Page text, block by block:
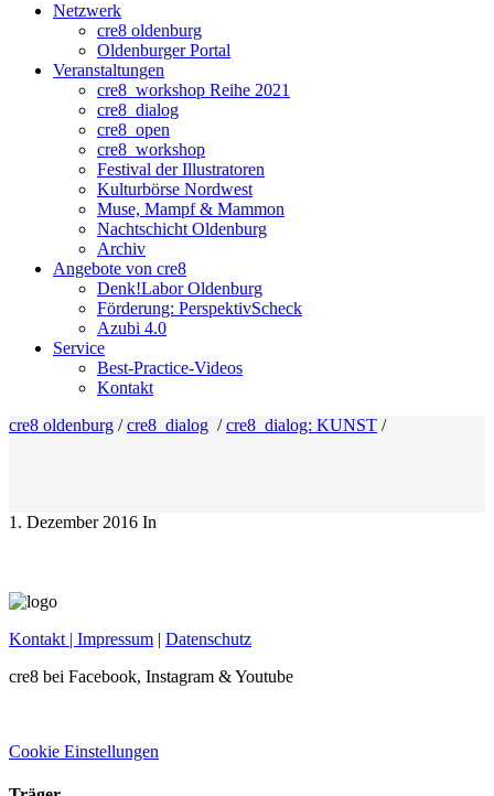
Netzwerk
cre8 oldenburg
Oldenburger Portal
Veranstaltungen
cre8_workshop Reihe 2021
cre8_dialog
cre8_open
cre8_workshop
Festival der Illustratoren
Kulturbörse Nordwest
Muse, Mampf & Mammon
Nachtschicht Oldenburg
Archiv
Angebote von cre8
Denk!Labor Oldenburg
Förderung: PerspektivScheck
Azubi 4.0
Service
Best-Practice-Videos
Kontakt
cre8 oldenburg /cre8_dialog /cre8_dialog: KUNST /
1. Dezember 2016 In
Kontakt | Impressum | Datenschutz
cre8 bei Facebook, Instagram & Youtube
Cookie Einstellungen